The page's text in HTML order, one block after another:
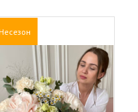
Несезон